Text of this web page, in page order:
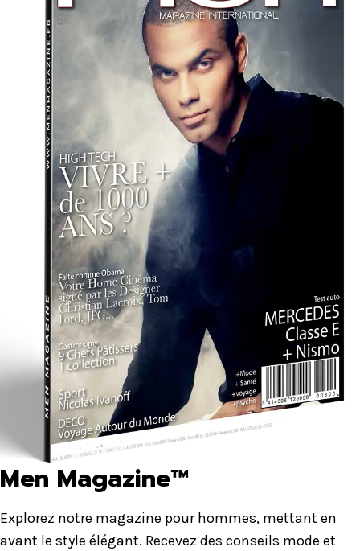
Men Magazine™
Explorez notre magazine pour hommes, mettant en
avant le style élégant. Recevez des conseils mode et